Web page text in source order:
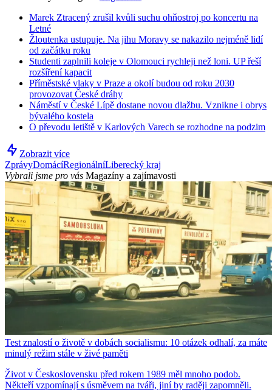
Marek Ztracený zrušil kvůli suchu ohňostroj po koncertu na
Letné
Žloutenka ustupuje. Na jihu Moravy se nakazilo nejméně lidí
od začátku roku
Studenti zaplnili koleje v Olomouci rychleji než loni. UP řeší
rozšíření kapacit
Příměstské vlaky v Praze a okolí budou od roku 2030
provozovat České dráhy
Náměstí v České Lípě dostane novou dlažbu. Vznikne i obrys
bývalého kostela
O převodu letiště v Karlových Varech se rozhodne na podzim
Zobrazit více
ZprávyDomácíRegionálníLiberecký kraj
Vybrali jsme pro vás Magazíny a zajímavosti
Test znalostí o životě v dobách socialismu: 10 otázek odhalí, za máte
minulý režim stále v živé paměti
Život v Československu před rokem 1989 měl mnoho podob.
Někteří vzpomínají s úsměvem na tváři, jiní by raději zapomněli.